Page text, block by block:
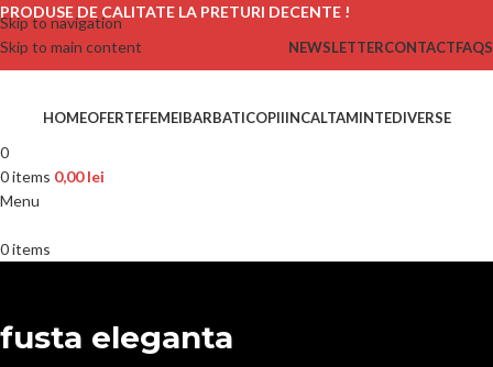
Skip to navigation
Skip to main content
PRODUSE DE CALITATE LA PRETURI DECENTE !
NEWSLETTERCONTACTFAQS
HOMEOFERTEFEMEIBARBATICOPIIINCALTAMINTEDIVERSE
0
0items 0,00lei
Menu
0items
fusta eleganta